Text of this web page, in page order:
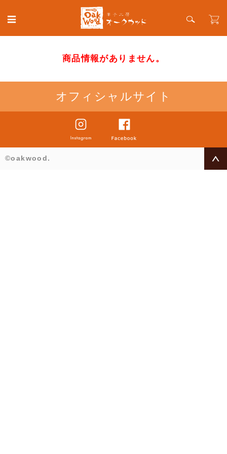
商品情報がありません。
オフィシャルサイト
©oakwood.